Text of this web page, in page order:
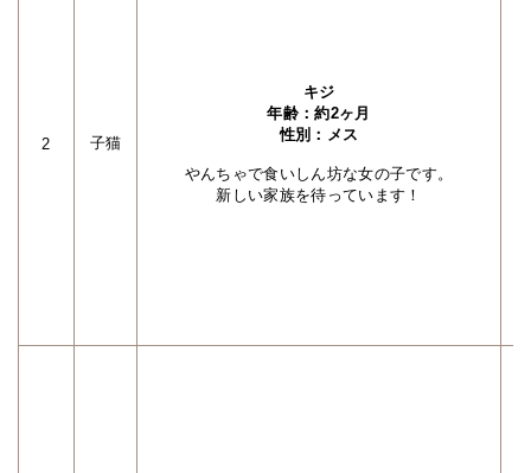
2 子猫
キジ
年齢：約2ヶ月
性別：メス
やんちゃで食いしん坊な女の子です。
新しい家族を待っています！